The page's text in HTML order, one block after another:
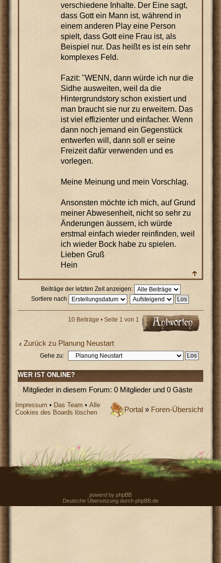
verschiedene Inhalte. Der Eine sagt,
dass Gott ein Mann ist, während in
einem anderen Play eine Person
spielt, dass Gott eine Frau ist, als
Beispiel nur. Das heißt es ist ein sehr
komplexes Feld.
Fazit: "WENN, dann würde ich nur die
Sidhe ausweiten, weil da die
Hintergrundstory schon existiert und
man braucht sie nur zu erweitern. Das
ist viel effizienter und einfacher. Wenn
dann noch jemand ein Gegenstück
entwerfen will, dann soll er seine
Freizeit dafür verwenden und es
vorlegen.
Meine Meinung und mein Vorschlag.
Ansonsten möchte ich mich, auf Grund
meiner Abwesenheit, nicht so sehr zu
Änderungen äussern, ich würde
erstmal einfach wieder reinfinden, weil
ich wieder Bock habe zu spielen.
Lieben Gruß
Hein
Beiträge der letzten Zeit anzeigen:
Sortiere nach
10 Beiträge • Seite 1 von 1
Zurück zu Planung Neustart
Gehe zu:
WER IST ONLINE?
Mitglieder in diesem Forum: 0 Mitglieder und 0 Gäste
Portal » Foren-Übersicht
Impressum • Das Team •Alle
Cookies des Boards löschen
powerd by phpBB
Deutsche Übersetzung durch phpBB.de